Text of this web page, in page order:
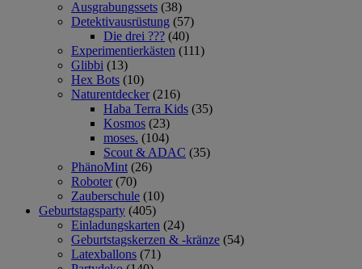
Ausgrabungssets (38)
Detektivausrüstung (57)
Die drei ??? (40)
Experimentierkästen (111)
Glibbi (13)
Hex Bots (10)
Naturentdecker (216)
Haba Terra Kids (35)
Kosmos (23)
moses. (104)
Scout & ADAC (35)
PhänoMint (26)
Roboter (70)
Zauberschule (10)
Geburtstagsparty (405)
Einladungskarten (24)
Geburtstagskerzen & -kränze (54)
Latexballons (71)